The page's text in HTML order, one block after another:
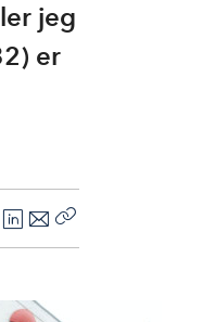
jeg
er
L
E
o